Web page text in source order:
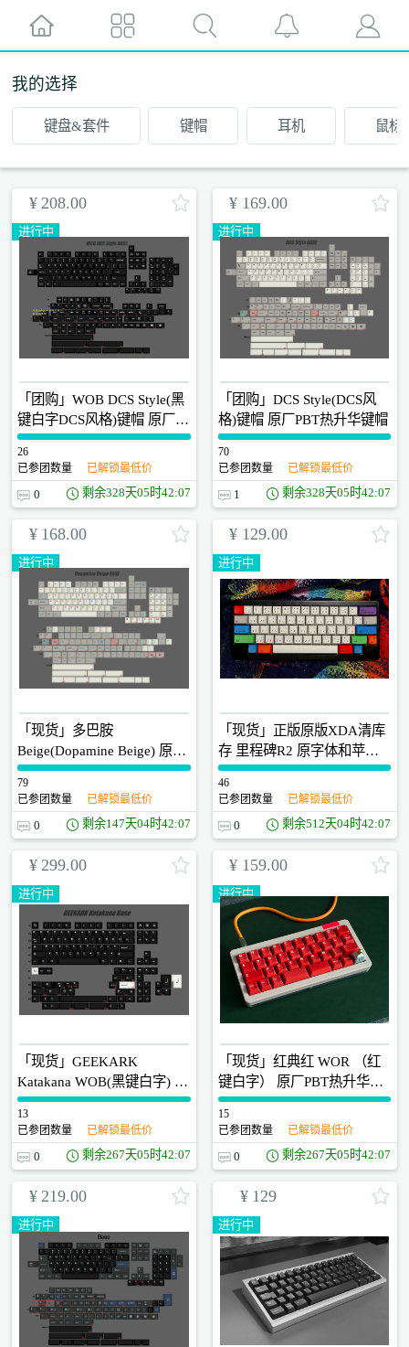
我的选择
键盘&套件 键帽 耳机 鼠标
¥ 208.00
进行中
「团购」WOB DCS Style(黑
键白字DCS风格)键帽 原厂
PBT热升华键帽
26
已参团数量
已解锁最低价
0 剩余328天05时42:07
¥ 169.00
进行中
「团购」DCS Style(DCS风
格)键帽 原厂PBT热升华键帽
70
已参团数量
已解锁最低价
1 剩余328天05时42:07
¥ 168.00
进行中
「现货」多巴胺
Beige(Dopamine Beige) 原厂
PBT多彩色热升华键帽 升级
显微镜QC歪字检查
79
已参团数量
已解锁最低价
0 剩余147天04时42:07
¥ 129.00
进行中
「现货」正版原版XDA清库
存 里程碑R2 原字体和苹果
字体两款
46
已参团数量
已解锁最低价
0 剩余512天04时42:07
¥ 299.00
进行中
「现货」GEEKARK
Katakana WOB(黑键白字) 日
文片假名 原厂PBT热升华键
帽
13
已参团数量
已解锁最低价
0 剩余267天05时42:07
¥ 159.00
进行中
「现货」红典红 WOR （红
键白字） 原厂PBT热升华键
帽 侧面无渐变
15
已参团数量
已解锁最低价
0 剩余267天05时42:07
¥ 219.00
进行中
¥ 129
进行中